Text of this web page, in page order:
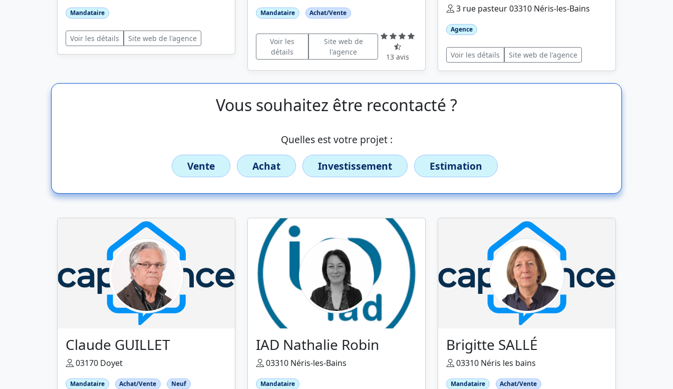
Mandataire
Voir les détails Site web de l'agence
Mandataire Achat/Vente
Voir les
détails
Site web de
l'agence
13 avis
3 rue pasteur 03310 Néris-les-Bains
Agence
Voir les détails Site web de l'agence
Vous souhaitez être recontacté ?
Quelles est votre projet :
Vente
Achat Investissement Estimation
Claude GUILLET
03170 Doyet
Mandataire Achat/Vente Neuf
IAD Nathalie Robin
03310 Néris-les-Bains
Mandataire
Brigitte SALLÉ
03310 Néris les bains
Mandataire Achat/Vente